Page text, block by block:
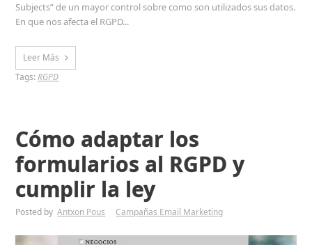
Subjects” de un mayor control sobre como son utilizados sus datos.
En que nos afecta el RGPD...
Leer Más
Tags:RGPD
Cómo adaptar los
formularios al RGPD y
cumplir la ley
Posted by Antxon Pous Campañas Email Marketing